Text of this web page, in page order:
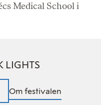
Medical School i
LIGHTS
Om festivalen